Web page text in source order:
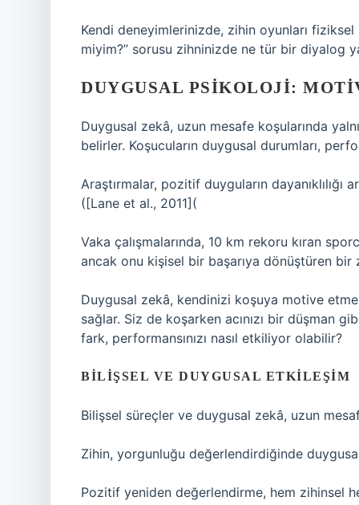
Kendi deneyimlerinizde, zihin oyunları fiziksel
miyim?” sorusu zihninizde ne tür bir diyalog
DUYGUSAL PSIKOLOJI:
Duygusal zekâ, uzun mesafe koşularında
belirler. Koşucuların duygusal durumları,
Araştırmalar, pozitif duyguların dayanıklılığı
([Lane et al., 2011](
Vaka çalışmalarında, 10 km rekoru kıran
ancak onu kişisel bir başarıya dönüştüren bir
Duygusal zekâ, kendinizi koşuya motive
sağlar. Siz de koşarken acınızı bir düşman
fark, performansınızı nasıl etkiliyor olabilir?
BILIŞSEL VE DUYGUSAL ETKILEŞIM
Bilişsel süreçler ve duygusal zekâ, uzun
Zihin, yorgunluğu değerlendirdiğinde
Pozitif yeniden değerlendirme, hem zihinsel